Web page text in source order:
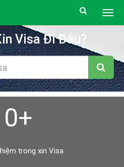
Visa Đi Đâu?
trong xin Visa